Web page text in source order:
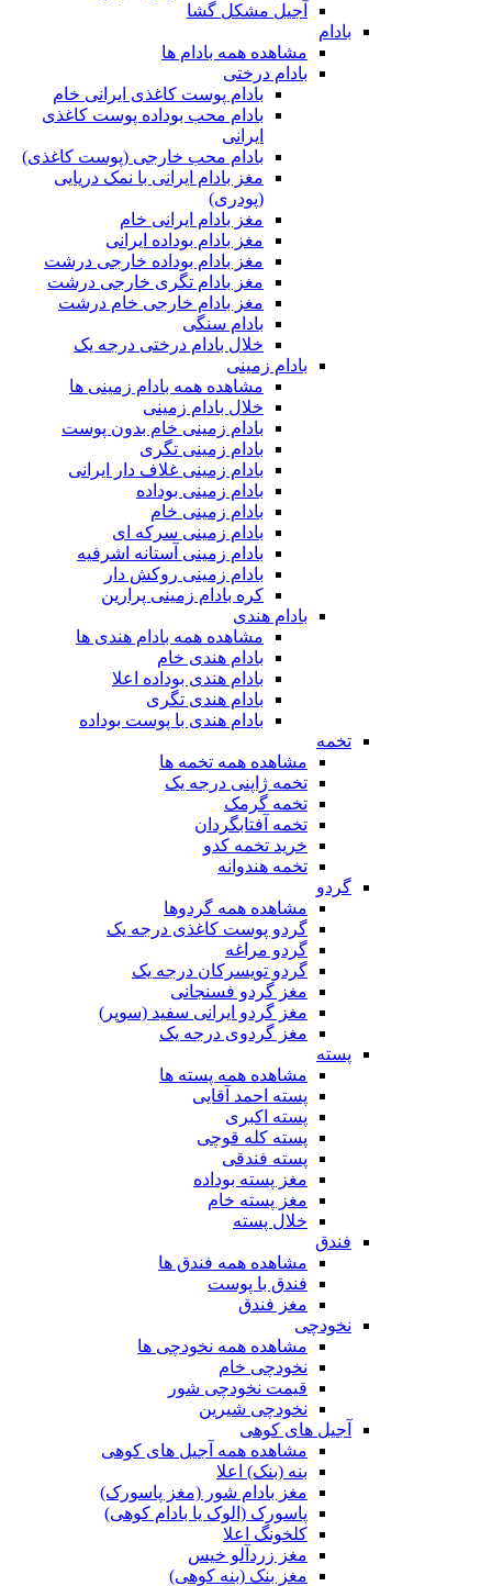
آجیل مشکل گشا
بادام
مشاهده همه بادام ها
بادام درختی
بادام پوست کاغذی ایرانی خام
بادام محب بوداده پوست کاغذی
ایرانی
بادام محب خارجی (پوست کاغذی)
مغز بادام ایرانی با نمک دریایی
(پودری)
مغز بادام ایرانی خام
مغز بادام بوداده ایرانی
مغز بادام بوداده خارجی درشت
مغز بادام تگری خارجی درشت
مغز بادام خارجی خام درشت
بادام سنگی
خلال بادام درختی درجه یک
بادام زمینی
مشاهده همه بادام زمینی ها
خلال بادام زمینی
بادام زمینی خام بدون پوست
بادام زمینی تگری
بادام زمینی غلاف دار ایرانی
بادام زمینی بوداده
بادام زمینی خام
بادام زمینی سرکه ای
بادام زمینی آستانه اشرفیه
بادام زمینی روکش دار
کره بادام زمینی پرارین
بادام هندی
مشاهده همه بادام هندی ها
بادام هندی خام
بادام هندی بوداده اعلا
بادام هندی تگری
بادام هندی با پوست بوداده
تخمه
مشاهده همه تخمه ها
تخمه ژاپنی درجه یک
تخمه گرمک
تخمه آفتابگردان
خرید تخمه کدو
تخمه هندوانه
گردو
مشاهده همه گردوها
گردو پوست کاغذی درجه یک
گردو مراغه
گردو تویسرکان درجه یک
مغز گردو فسنجانی
مغز گردو ایرانی سفید (سوپر)
مغز گردوی درجه یک
پسته
مشاهده همه پسته ها
پسته احمد آقایی
پسته اکبری
پسته کله قوچی
پسته فندقی
مغز پسته بوداده
مغز پسته خام
خلال پسته
فندق
مشاهده همه فندق ها
فندق با پوست
مغز فندق
نخودچی
مشاهده همه نخودچی ها
نخودچی خام
قیمت نخودچی شور
نخودچی شیرین
آجیل های کوهی
مشاهده همه آجیل های کوهی
بنه (بنک) اعلا
مغز بادام شور (مغز پاسورک)
پاسورک (الوک یا بادام کوهی)
کلخونگ اعلا
مغز زردآلو خیس
مغز بنک (بنه کوهی)